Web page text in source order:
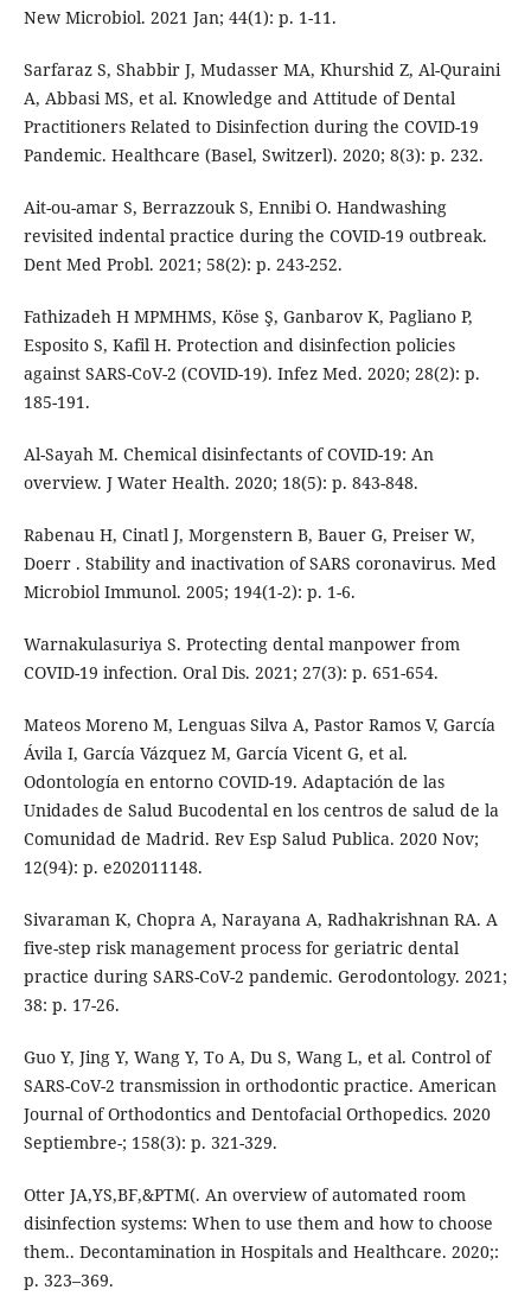
New Microbiol. 2021 Jan; 44(1): p. 1-11.
Sarfaraz S, Shabbir J, Mudasser MA, Khurshid Z, Al-Quraini
A, Abbasi MS, et al. Knowledge and Attitude of Dental
Practitioners Related to Disinfection during the COVID-19
Pandemic. Healthcare (Basel, Switzerl). 2020; 8(3): p. 232.
Ait-ou-amar S, Berrazzouk S, Ennibi O. Handwashing
revisited indental practice during the COVID-19 outbreak.
Dent Med Probl. 2021; 58(2): p. 243-252.
Fathizadeh H MPMHMS, Köse Ş, Ganbarov K, Pagliano P,
Esposito S, Kafil H. Protection and disinfection policies
against SARS-CoV-2 (COVID-19). Infez Med. 2020; 28(2): p.
185-191.
Al-Sayah M. Chemical disinfectants of COVID-19: An
overview. J Water Health. 2020; 18(5): p. 843-848.
Rabenau H, Cinatl J, Morgenstern B, Bauer G, Preiser W,
Doerr . Stability and inactivation of SARS coronavirus. Med
Microbiol Immunol. 2005; 194(1-2): p. 1-6.
Warnakulasuriya S. Protecting dental manpower from
COVID-19 infection. Oral Dis. 2021; 27(3): p. 651-654.
Mateos Moreno M, Lenguas Silva A, Pastor Ramos V, García
Ávila I, García Vázquez M, García Vicent G, et al.
Odontología en entorno COVID-19. Adaptación de las
Unidades de Salud Bucodental en los centros de salud de la
Comunidad de Madrid. Rev Esp Salud Publica. 2020 Nov;
12(94): p. e202011148.
Sivaraman K, Chopra A, Narayana A, Radhakrishnan RA. A
five-step risk management process for geriatric dental
practice during SARS-CoV-2 pandemic. Gerodontology. 2021;
38: p. 17-26.
Guo Y, Jing Y, Wang Y, To A, Du S, Wang L, et al. Control of
SARS-CoV-2 transmission in orthodontic practice. American
Journal of Orthodontics and Dentofacial Orthopedics. 2020
Septiembre-; 158(3): p. 321-329.
Otter JA,YS,BF,&PTM(. An overview of automated room
disinfection systems: When to use them and how to choose
them.. Decontamination in Hospitals and Healthcare. 2020;:
p. 323–369.